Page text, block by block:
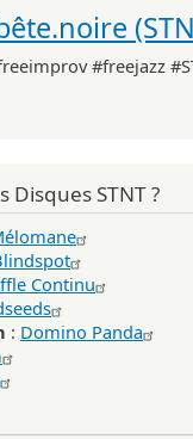
#freejazz
Disques STNT ?
Continu
: Domino Panda